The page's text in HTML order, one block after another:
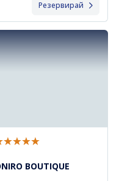
Резервирай
BOUTIQUE